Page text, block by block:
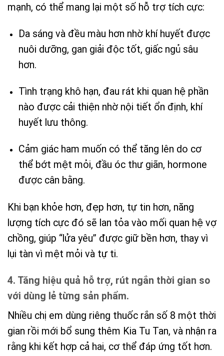
mạnh, có thể mang lại một số hỗ trợ tích cực:
Da sáng và đều màu hơn nhờ khí huyết được
nuôi dưỡng, gan giải độc tốt, giấc ngủ sâu
hơn.
Tình trạng khô hạn, đau rát khi quan hệ phần
nào được cải thiện nhờ nội tiết ổn định, khí
huyết lưu thông.
Cảm giác ham muốn có thể tăng lên do cơ
thể bớt mệt mỏi, đầu óc thư giãn, hormone
được cân bằng.
Khi bạn khỏe hơn, đẹp hơn, tự tin hơn, năng
lượng tích cực đó sẽ lan tỏa vào mối quan hệ vợ
chồng, giúp “lửa yêu” được giữ bền hơn, thay vì
lụi tàn vì mệt mỏi và tự ti.
4. Tăng hiệu quả hỗ trợ, rút ngắn thời gian so
với dùng lẻ từng sản phẩm.
Nhiều chị em dùng riêng thuốc rắn số 8 một thời
gian rồi mới bổ sung thêm Kia Tu Tan, và nhận ra
rằng khi kết hợp cả hai, cơ thể đáp ứng tốt hơn.